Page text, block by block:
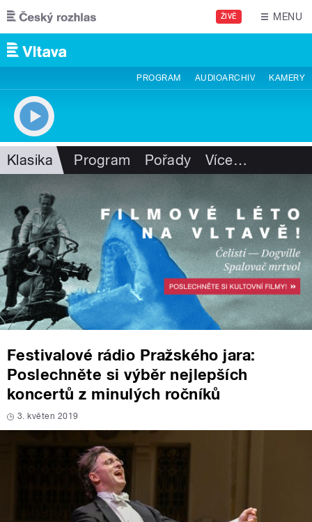
Přejít k hlavnímu obsahu
ŽIVĚ MENU
PROGRAM AUDIOARCHIV KAMERY
Klasika Program Pořady Více…
Festivalové rádio Pražského jara:
Poslechněte si výběr nejlepších
koncertů z minulých ročníků
3. květen 2019